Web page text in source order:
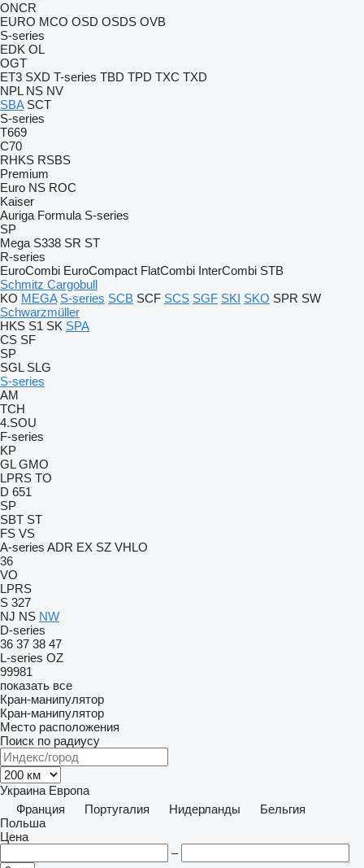
ONCR
EURO MCO OSD OSDS OVB
S-series
EDK OL
OGT
ET3 SXD T-series TBD TPD TXC TXD
NPL NS NV
SBA SCT
S-series
T669
C70
RHKS RSBS
Premium
Euro NS ROC
Kaiser
Auriga Formula S-series
SP
Mega S338 SR ST
R-series
EuroCombi EuroCompact FlatCombi InterCombi STB
Schmitz Cargobull
KO MEGA S-series SCB SCF SCS SGF SKI SKO SPR SW
Schwarzmüller
HKS S1 SK SPA
CS SF
SP
SGL SLG
S-series
AM
TCH
4.SOU
F-series
KP
GL GMO
LPRS TO
D 651
SP
SBT ST
FS VS
A-series ADR EX SZ VHLO
36
VO
LPRS
S 327
NJ NS NW
D-series
36 37 38 47
L-series OZ
99981
показать все
Кран-манипулятор
Кран-манипулятор
Место расположения
Поиск по радиусу
Украина Европа
Франция
Португалия Нидерланды
Бельгия
Польша
Цена
–